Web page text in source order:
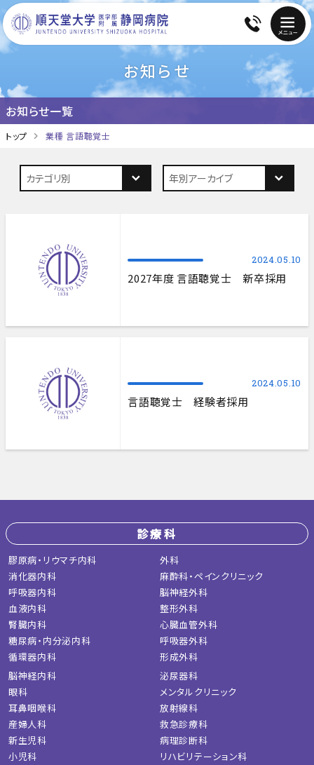
お知らせ
お知らせ一覧
トップ 業種 言語聴覚士
2024.05.10
2027年度 言語聴覚士 新卒採用
2024.05.10
言語聴覚士 経験者採用
診療科
膠原病・リウマチ内科
消化器内科
呼吸器内科
血液内科
腎臓内科
糖尿病・内分泌内科
循環器内科
外科
麻酔科・ペインクリニック
脳神経外科
整形外科
心臓血管外科
呼吸器外科
形成外科
脳神経内科
眼科
耳鼻咽喉科
産婦人科
新生児科
小児科
泌尿器科
メンタルクリニック
放射線科
救急診療科
病理診断科
リハビリテーション科